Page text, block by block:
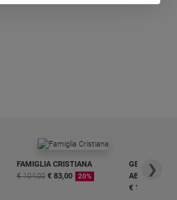
FAMIGLIA CRISTIANA
€ 104,00 € 83,00 20%
GBABY
€ 16,99
❯